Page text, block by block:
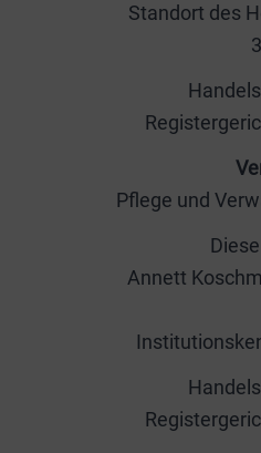
Standort des
Pflege und
Annett